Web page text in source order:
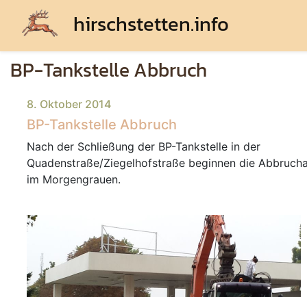
hirschstetten.info
BP-Tankstelle Abbruch
8. Oktober 2014
BP-Tankstelle Abbruch
Nach der Schließung der BP-Tankstelle in der
Quadenstraße/Ziegelhofstraße beginnen die
im Morgengrauen.